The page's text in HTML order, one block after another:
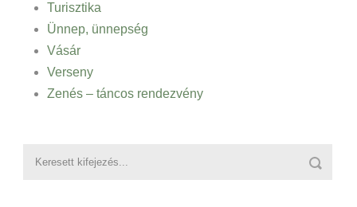
Turisztika
Ünnep, ünnepség
Vásár
Verseny
Zenés – táncos rendezvény